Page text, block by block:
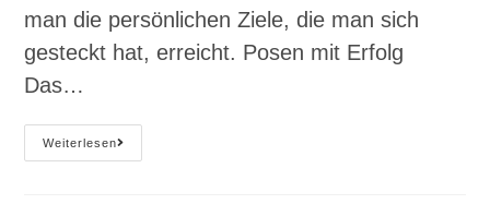
man die persönlichen Ziele, die man sich
gesteckt hat, erreicht. Posen mit Erfolg
Das…
Weiterlesen#41
Die